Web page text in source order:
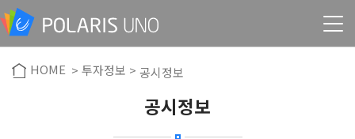
HOME > 투자정보 > 공시정보
공시정보